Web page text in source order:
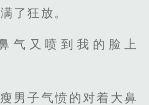
了狂放。
气又喷到我的脸上
男子气愤的对着大鼻